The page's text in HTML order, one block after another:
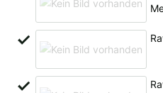
Sollte Ihr Land nicht verfübar
"Deutschland" aus. Und